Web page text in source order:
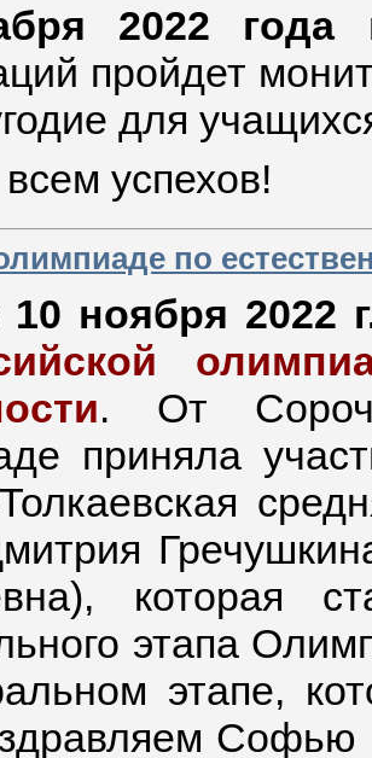
2022 года
пройдет
для
успехов!
по
ноября 2022
. От
приняла
которая
этапа
этапе,
Софью